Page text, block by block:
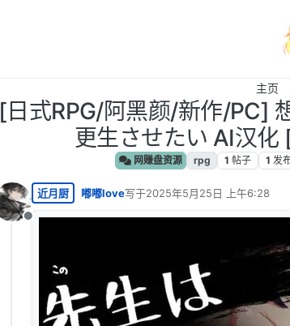
主页
[日式RPG/阿黑颜/新作/PC]
更生させたい AI汉
网赚盘资源 rpg 1 帖子 1 发
离线
近月厨 嘟嘟love写于2025年5月25日 上午6:28
最后由 编辑